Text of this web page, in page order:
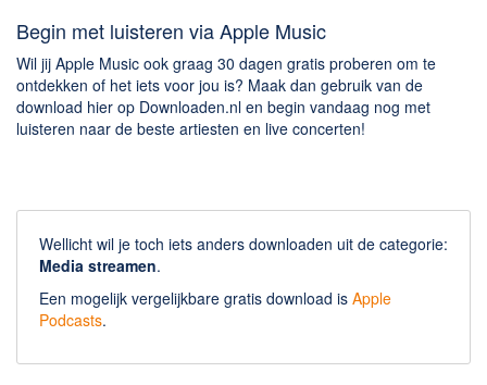
Begin met luisteren via Apple Music
Wil jij Apple Music ook graag 30 dagen gratis proberen om te
ontdekken of het iets voor jou is? Maak dan gebruik van de
download hier op Downloaden.nl en begin vandaag nog met
luisteren naar de beste artiesten en live concerten!
Wellicht wil je toch iets anders downloaden uit de categorie:
Media streamen.
Een mogelijk vergelijkbare gratis download is Apple
Podcasts.